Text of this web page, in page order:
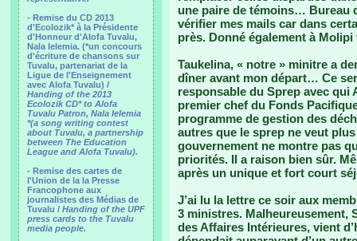
- Remise du CD 2013
d'Ecolozik* à la Présidente
d'Honneur d'Alofa Tuvalu,
Nala Ielemia. (*un concours
d'écriture de chansons sur
Tuvalu, partenariat de la
Ligue de l'Enseignement
avec Alofa Tuvalu) /
Handing of the 2013
Ecolozik CD* to Alofa
Tuvalu Patron, Nala Ielemia
*(a song writing contest
about Tuvalu, a partnership
between The Education
League and Alofa Tuvalu).
- Remise des cartes de
l'Union de la la Presse
Francophone aux
journalistes des Médias de
Tuvalu / Handing of the UPF
press cards to the Tuvalu
media people.
une paire de témoins… Bureau
vérifier mes mails car dans
près. Donné également à
Taukelina, « notre » minitre a
dîner avant mon départ… Ce
responsable du Sprep avec qui
premier chef du Fonds
programme de gestion des
autres que le sprep ne veut
gouvernement ne montre pas
priorités. Il a raison bien sûr.
après un unique et fort court
J’ai lu la lettre ce soir aux
3 ministres. Malheureusement,
des Affaires Intérieures, vient